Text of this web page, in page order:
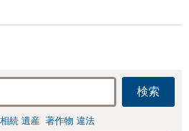
検索
相続 遺産 著作物 違法